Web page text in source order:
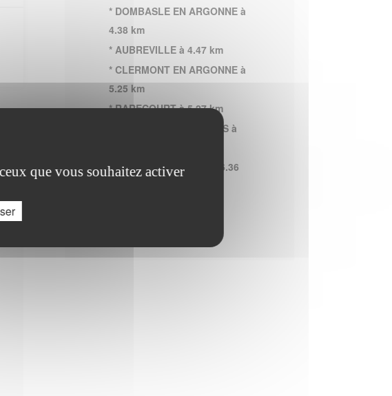
* DOMBASLE EN ARGONNE à
4.38 km
* AUBREVILLE à 4.47 km
* CLERMONT EN ARGONNE à
5.25 km
* RARECOURT à 5.27 km
* VILLE SUR COUSANCES à
* JOUY EN ARGONNE à 6.36
que vous souhaitez activer